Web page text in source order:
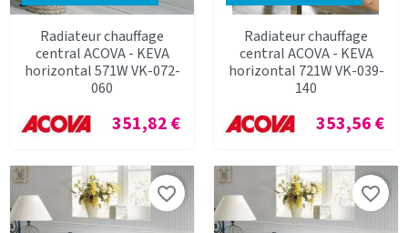
Radiateur chauffage
central ACOVA - KEVA
horizontal 571W VK-072-
060
Prix
351,82 €
Radiateur chauffage
central ACOVA - KEVA
horizontal 721W VK-039-
140
Prix
353,56 €
favorite_border favorite_border